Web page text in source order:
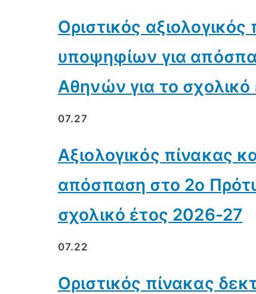
Οριστικός
υποψηφίων για
Αθηνών για το
07.27
Αξιολογικός πίνακας
απόσπαση στο 2ο
σχολικό έτος 2026-27
07.22
Οριστικός πίνακας